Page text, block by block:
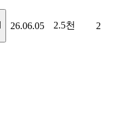
26.06.05 2.5천 2